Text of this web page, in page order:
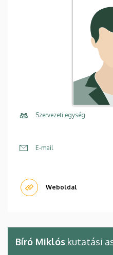
Szervezeti egység
E-mail
Weboldal
Bíró Miklós kutatási